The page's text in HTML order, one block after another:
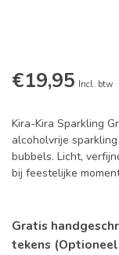
€19,95 Incl. btw
Kira-Kira Sparkling
alcoholvrije
bubbels. Licht,
bij feestelijke
Gratis
tekens